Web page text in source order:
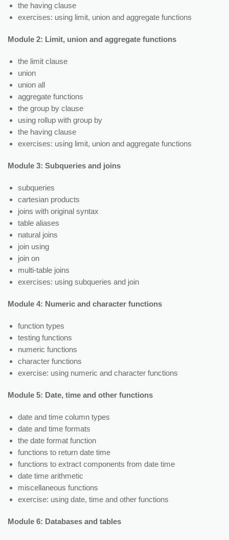
the having clause
exercises: using limit, union and aggregate functions
Module 2: Limit, union and aggregate functions
the limit clause
union
union all
aggregate functions
the group by clause
using rollup with group by
the having clause
exercises: using limit, union and aggregate functions
Module 3: Subqueries and joins
subqueries
cartesian products
joins with original syntax
table aliases
natural joins
join using
join on
multi-table joins
exercises: using subqueries and join
Module 4: Numeric and character functions
function types
testing functions
numeric functions
character functions
exercise: using numeric and character functions
Module 5: Date, time and other functions
date and time column types
date and time formats
the date format function
functions to return date time
functions to extract components from date time
date time arithmetic
miscellaneous functions
exercise: using date, time and other functions
Module 6: Databases and tables